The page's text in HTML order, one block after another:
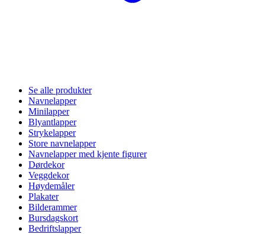
Se alle produkter
Navnelapper
Minilapper
Blyantlapper
Strykelapper
Store navnelapper
Navnelapper med kjente figurer
Dørdekor
Veggdekor
Høydemåler
Plakater
Bilderammer
Bursdagskort
Bedriftslapper